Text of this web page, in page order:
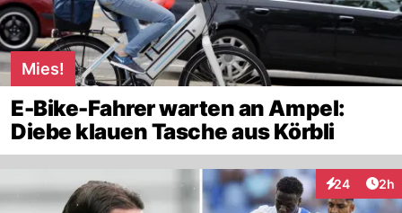
Mies!
E-Bike-Fahrer warten an Ampel:
Diebe klauen Tasche aus Körbli
24
Interaktionen
2h